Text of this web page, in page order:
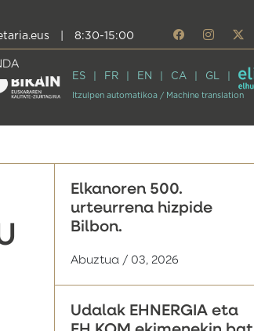
8:30-15:00
ES FR EN CA GL
Itzulpen automatikoa / Machine translation
Elkanoren 500.
urteurrena hizpide
Bilbon.
Abuztua / 03, 2026
Udalak EHNERGIA eta